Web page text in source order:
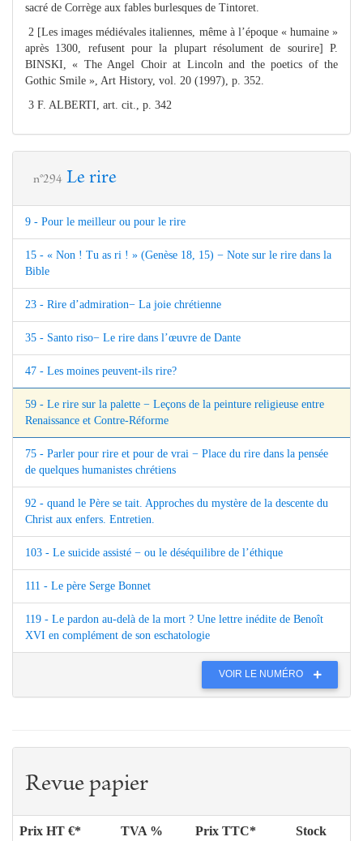
sacré de Corrège aux fables burlesques de Tintoret.
2 [Les images médiévales italiennes, même à l’époque « humaine »
après 1300, refusent pour la plupart résolument de sourire] P.
BINSKI, « The Angel Choir at Lincoln and the poetics of the
Gothic Smile », Art History, vol. 20 (1997), p. 352.
3 F. ALBERTI, art. cit., p. 342
n°294 Le rire
9 - Pour le meilleur ou pour le rire
15 - « Non ! Tu as ri ! » (Genèse 18, 15) − Note sur le rire dans la
Bible
23 - Rire d’admiration− La joie chrétienne
35 - Santo riso− Le rire dans l’œuvre de Dante
47 - Les moines peuvent-ils rire?
59 - Le rire sur la palette − Leçons de la peinture religieuse entre
Renaissance et Contre-Réforme
75 - Parler pour rire et pour de vrai − Place du rire dans la pensée
de quelques humanistes chrétiens
92 - quand le Père se tait. Approches du mystère de la descente du
Christ aux enfers. Entretien.
103 - Le suicide assisté − ou le déséquilibre de l’éthique
111 - Le père Serge Bonnet
119 - Le pardon au-delà de la mort ? Une lettre inédite de Benoît
XVI en complément de son eschatologie
VOIR LE NUMÉRO
Revue papier
Prix HT €* TVA % Prix TTC* Stock